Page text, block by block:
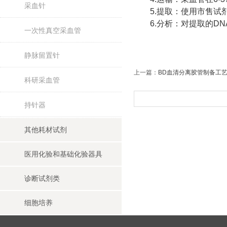
采血针
一次性真空采血管
静脉留置针
科研采血管
持针器
其他耗材试剂
医用化验和基础化验器具
诊断试剂类
细胞培养
5.提取：使用市售试剂
6.分析：对提取的DNA
上一篇： BD血清分离胶管制备工